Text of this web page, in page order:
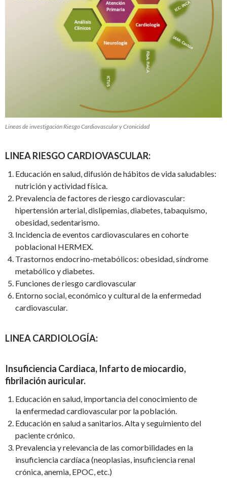
Lineas de investigación Riesgo Cardiovascular y Cronicidad
LINEA RIESGO CARDIOVASCULAR:
Educación en salud, difusión de hábitos de vida saludables:
nutrición y actividad física.
Prevalencia de factores de riesgo cardiovascular:
hipertensión arterial, dislipemias, diabetes, tabaquismo,
obesidad, sedentarismo.
Incidencia de eventos cardiovasculares en cohorte
poblacional HERMEX.
Trastornos endocrino-metabólicos: obesidad, síndrome
metabólico y diabetes.
Funciones de riesgo cardiovascular
Entorno social, económico y cultural de la enfermedad
cardiovascular.
LINEA CARDIOLOGÍA:
Insuficiencia Cardiaca, Infarto de miocardio,
fibrilación auricular.
Educación en salud, importancia del conocimiento de
la enfermedad cardiovascular por la población.
Educación en salud a sanitarios. Alta y seguimiento del
paciente crónico.
Prevalencia y relevancia de las comorbilidades en la
insuficiencia cardíaca (neoplasias, insuficiencia renal
crónica, anemia, EPOC, etc.)